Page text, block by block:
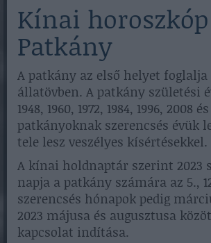
Kínai horoszkóp
Patkány
A patkány az első helyet
állatövben. A patkány születési
1948, 1960, 1972, 1984, 1996, 2008
patkányoknak szerencsés évük
tele lesz veszélyes kísértésekkel.
A kínai holdnaptár szerint 2023
napja a patkány számára az 5.,
szerencsés hónapok pedig
2023 májusa és augusztusa
kapcsolat indítása.